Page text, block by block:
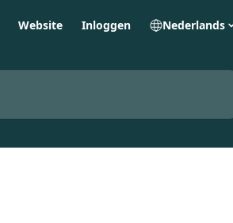
Website Inloggen Nederlands